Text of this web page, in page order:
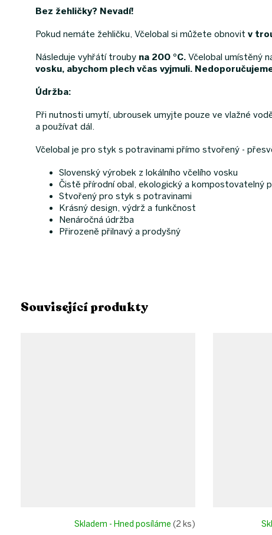
Související produkty
Skladem - Hned posíláme (2 ks)
Bez žehličky? Nevadí!
Pokud nemáte žehličku, Včelobal si můžete obnovit v
Následuje vyhřátí trouby na 200 °C. Včelobal umístěný
vosku, abychom plech včas vyjmuli.
Údržba:
Při nutnosti umytí, ubrousek umyjte pouze ve vlažné
a používat dál.
Včelobal je pro styk s potravinami přímo stvořený -
Slovenský výrobek z lokálního včelího vosku
Čistě přírodní obal, ekologický a kompostovatelný
Stvořený pro styk s potravinami
Krásný design, výdrž a funkčnost
Nenáročná údržba
Přirozeně přilnavý a prodyšný